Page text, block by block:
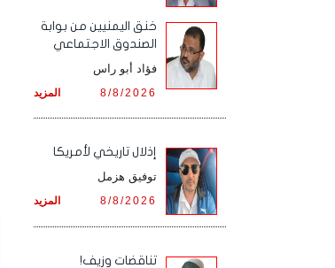
خنق اليمنيين من بوابة
الصندوق الاجتماعي
فؤاد أبو راس
المزيد 8/8/2026
إذلال تاريخي لأمريكا
توفيق هزمل
المزيد 8/8/2026
تناقضات وزيف!